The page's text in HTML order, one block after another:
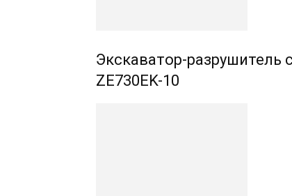
Экскаватор-
ZE730EK-10